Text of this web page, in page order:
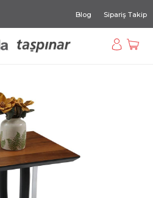
Blog Sipariş Takip